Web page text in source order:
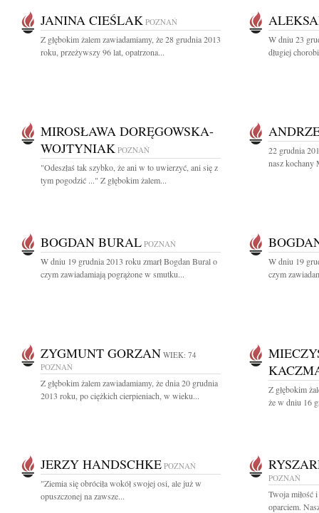
JANINA CIEŚLAK POZNAŃ
Z głębokim żalem zawiadamiamy, że 28 grudnia 2013
roku, przeżywszy 96 lat, opatrzona...
W dniu 23
długiej
MIROSŁAWA DORĘGOWSKA-
WOJTYNIAK POZNAŃ
"Odeszłaś tak szybko, że ani w to uwierzyć, ani się z
tym pogodzić ..." Z głębokim żalem...
22 grudnia
nasz kochany
BOGDAN BURAL POZNAŃ
W dniu 19 grudnia 2013 roku zmarł Bogdan Bural o
czym zawiadamiają pogrążone w smutku...
W dniu 19
czym
ZYGMUNT GORZAN WIEK: 74
POZNAŃ
Z głębokim żalem zawiadamiamy, że dnia 20 grudnia
2013 roku, po ciężkich cierpieniach, w wieku...
Z głębokim
że w dniu 16
JERZY HANDSCHKE POZNAŃ
"Ziemia się obróciła wokół swojej osi, ale już w
opuszczonej na zawsze...
POZNAŃ
Twoja miłość
oparciem.